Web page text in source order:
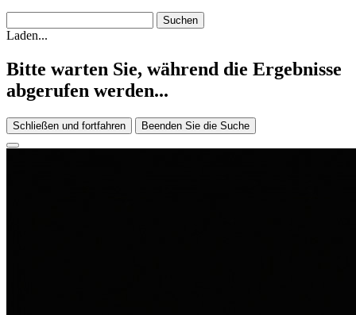
Laden...
Bitte warten Sie, während die Ergebnisse
abgerufen werden...
Schließen und fortfahren Beenden Sie die Suche